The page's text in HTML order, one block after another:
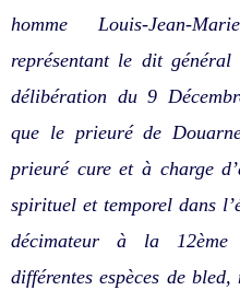
homme Louis-Jean-
représentant le dit
délibération du 9
que le prieuré de
prieuré cure et à charge
spirituel et temporel dans
décimateur à la 12ème
différentes espèces de